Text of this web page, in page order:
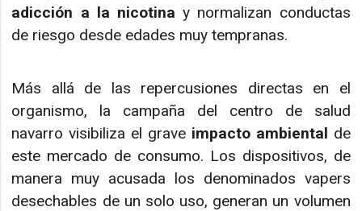
adicción a la nicotina y normalizan conductas
de riesgo desde edades muy tempranas.
Más allá de las repercusiones directas en el
organismo, la campaña del centro de salud
navarro visibiliza el grave impacto ambiental de
este mercado de consumo. Los dispositivos, de
manera muy acusada los denominados vapers
desechables de un solo uso, generan un volumen